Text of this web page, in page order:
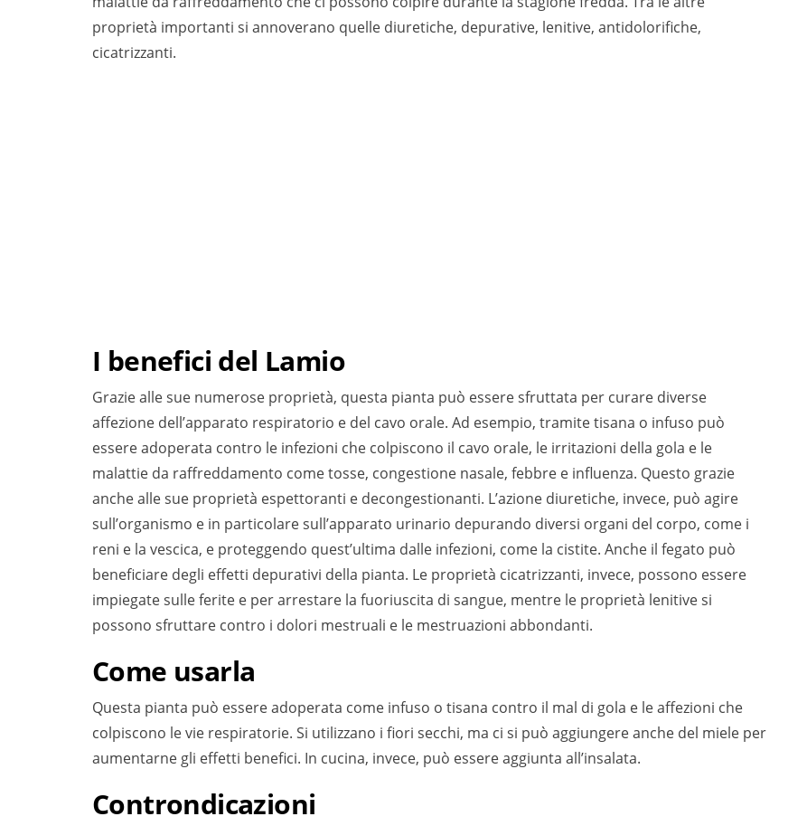
proprietà importanti si annoverano quelle diuretiche, depurative, lenitive, antidolorifiche,
cicatrizzanti.
I benefici del Lamio
Grazie alle sue numerose proprietà, questa pianta può essere sfruttata per curare diverse
affezione dell’apparato respiratorio e del cavo orale. Ad esempio, tramite tisana o infuso può
essere adoperata contro le infezioni che colpiscono il cavo orale, le irritazioni della gola e le
malattie da raffreddamento come tosse, congestione nasale, febbre e influenza. Questo grazie
anche alle sue proprietà espettoranti e decongestionanti. L’azione diuretiche, invece, può agire
sull’organismo e in particolare sull’apparato urinario depurando diversi organi del corpo, come i
reni e la vescica, e proteggendo quest’ultima dalle infezioni, come la cistite. Anche il fegato può
beneficiare degli effetti depurativi della pianta. Le proprietà cicatrizzanti, invece, possono essere
impiegate sulle ferite e per arrestare la fuoriuscita di sangue, mentre le proprietà lenitive si
possono sfruttare contro i dolori mestruali e le mestruazioni abbondanti.
Come usarla
Questa pianta può essere adoperata come infuso o tisana contro il mal di gola e le affezioni che
colpiscono le vie respiratorie. Si utilizzano i fiori secchi, ma ci si può aggiungere anche del miele per
aumentarne gli effetti benefici. In cucina, invece, può essere aggiunta all’insalata.
Controndicazioni